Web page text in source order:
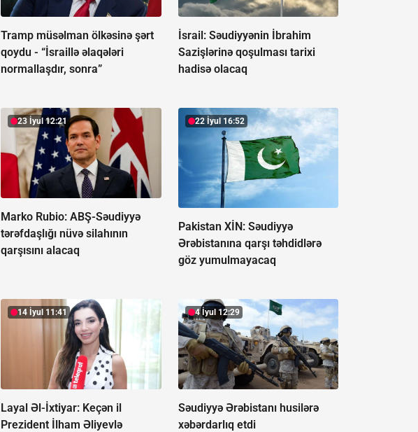
Tramp müsəlman ölkəsinə şərt
qoydu -“İsraillə əlaqələri
normallaşdır, sonra”
İsrail: Səudiyyənin İbrahim
Sazişlərinə qoşulması tarixi
hadisə olacaq
23 İyul 12:21
Marko Rubio: ABŞ-Səudiyyə
tərəfdaşlığı nüvə silahının
qarşısını alacaq
22 İyul 16:52
Pakistan XİN: Səudiyyə
Ərəbistanına qarşı təhdidlərə
göz yumulmayacaq
14 İyul 11:41
Layal Əl-İxtiyar: Keçən il
Prezident İlham Əliyevlə
4 İyul 12:29
Səudiyyə Ərəbistanı husilərə
xəbərdarlıq etdi